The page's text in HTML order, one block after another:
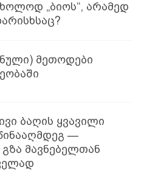
„ბიოს“, არამედ
მეთოდები
ბაღის ყვავილი
—
გზა მავნებელთან